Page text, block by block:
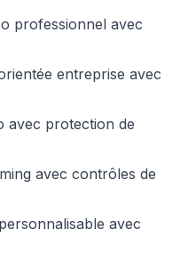
professionnel avec
entreprise avec
avec protection de
avec contrôles de
avec